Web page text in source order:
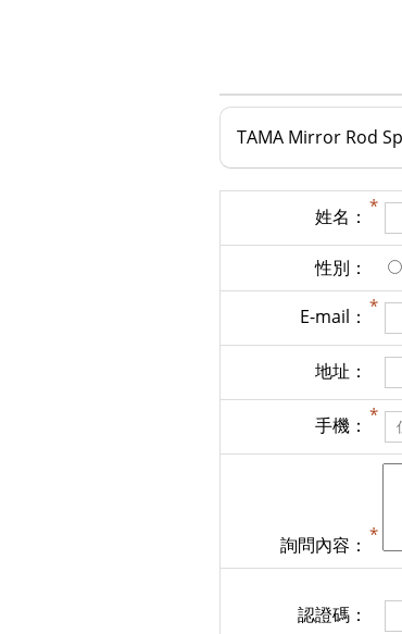
TAMA Mirror Rod
姓名：
性別：
E-mail：
地址：
手機：
詢問內容：
認證碼：